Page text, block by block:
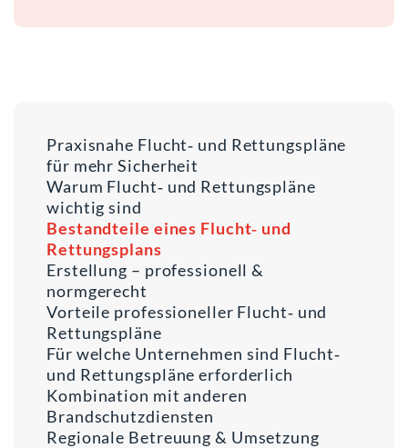
Praxisnahe Flucht‑ und Rettungspläne
für mehr Sicherheit
Warum Flucht‑ und Rettungspläne
wichtig sind
Bestandteile eines Flucht‑ und
Rettungsplans
Erstellung – professionell &
normgerecht
Vorteile professioneller Flucht‑ und
Rettungspläne
Für welche Unternehmen sind Flucht‑
und Rettungspläne erforderlich
Kombination mit anderen
Brandschutzdiensten
Regionale Betreuung & Umsetzung